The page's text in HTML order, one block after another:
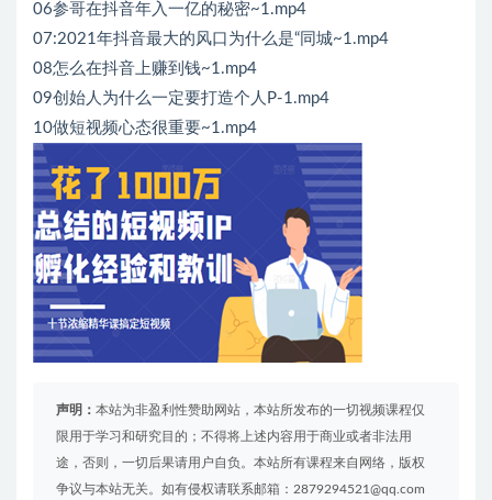
06参哥在抖音年入一亿的秘密~1.mp4
07:2021年抖音最大的风口为什么是“同城~1.mp4
08怎么在抖音上赚到钱~1.mp4
09创始人为什么一定要打造个人P-1.mp4
10做短视频心态很重要~1.mp4
声明： 本站为非盈利性赞助网站，本站所发布的一切视频课程仅
限用于学习和研究目的；不得将上述内容用于商业或者非法用
途，否则，一切后果请用户自负。本站所有课程来自网络，版权
争议与本站无关。如有侵权请联系邮箱：2879294521@qq.com